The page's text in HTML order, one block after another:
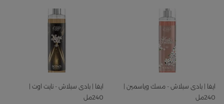
ايفا | بادى سبلاش - مسك وياسمين |
240مل
ايفا | بادى سبلاش - نايت اوت |
240مل